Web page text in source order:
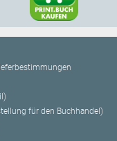
für den Buchhandel)